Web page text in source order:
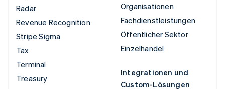
Radar
Revenue Recognition
Stripe Sigma
Tax
Terminal
Treasury
Organisationen
Fachdienstleistungen
Öffentlicher Sektor
Einzelhandel
Integrationen und
Custom-Lösungen